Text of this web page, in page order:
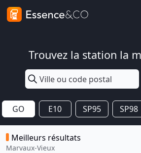
Trouvez la station la
GO E10 SP95 SP98
Meilleurs résultats
Marvaux-Vieux